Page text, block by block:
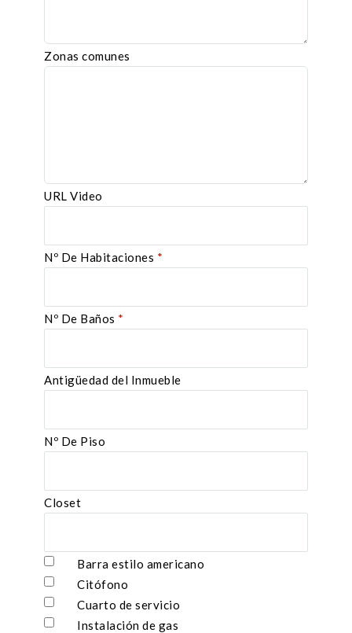
Zonas comunes
URL Video
Nº De Habitaciones *
Nº De Baños *
Antigüedad del Inmueble
Nº De Piso
Closet
Barra estilo americano
Citófono
Cuarto de servicio
Instalación de gas